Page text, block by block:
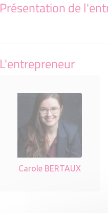
Présentation de
L'entrepreneur
Carole BERTAUX